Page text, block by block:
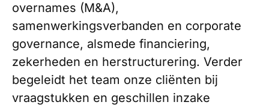
overnames (M&A),
samenwerkingsverbanden en corporate
governance, alsmede financiering,
zekerheden en herstructurering. Verder
begeleidt het team onze cliënten bij
vraagstukken en geschillen inzake